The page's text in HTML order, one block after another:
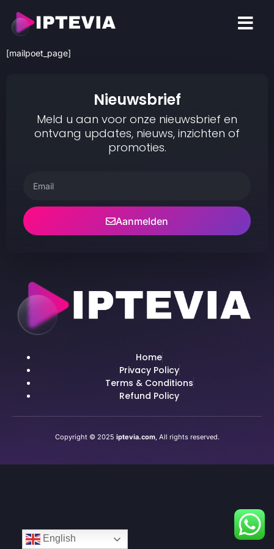
[mailpoet_page]
Nieuwsbrief
Meld u aan voor onze nieuwsbrief en
ontvang updates, nieuws, inzichten of
promoties.
Aanmelden
Home
Privacy Policy
Terms & Conditions
Refund Policy
Copyright © 2025 iptevia.com, All rights reserved.
English